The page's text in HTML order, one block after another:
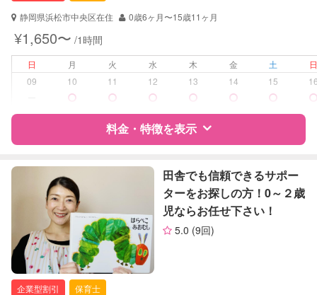
対応可能/特徴
送迎サポート
病児対応 病児、病後児、ともに不可
障がい児対応 対応可否は個別に相談
なし
定期予約 お引き受けしていません
お子様の撮影
（定期特典）
対応不可
静岡県浜松市中央区在住
0歳6ヶ月〜15歳11ヶ月
¥1,650〜 /1時間
日 月 火 水 木 金 土
09
10 11 12 13 14 15
料金・特徴を表示
特徴 料金 レビュー
サポートの特徴
資格
企業型割引対象(旧内閣府補助対象)
自治体届出済ベビーシッター
保育士
田舎でも信頼できるサポー
ターをお探しの方！0～２歳
児ならお任せ下さい！
5.0 (9回)
企業型割引
保育士